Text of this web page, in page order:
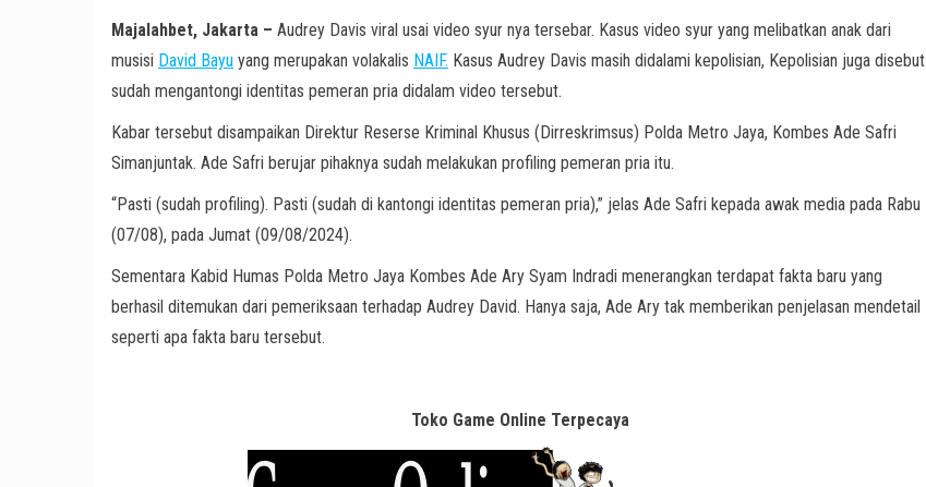
Majalahbet, Jakarta – Audrey Davis viral usai video syur nya tersebar. Kasus video syur yang melibatkan anak dari
musisi David Bayu yang merupakan volakalis NAIF. Kasus Audrey Davis masih didalami kepolisian, Kepolisian juga disebut
sudah mengantongi identitas pemeran pria didalam video tersebut.
Kabar tersebut disampaikan Direktur Reserse Kriminal Khusus (Dirreskrimsus) Polda Metro Jaya, Kombes Ade Safri
Simanjuntak. Ade Safri berujar pihaknya sudah melakukan profiling pemeran pria itu.
“Pasti (sudah profiling). Pasti (sudah di kantongi identitas pemeran pria),” jelas Ade Safri kepada awak media pada Rabu
(07/08), pada Jumat (09/08/2024).
Sementara Kabid Humas Polda Metro Jaya Kombes Ade Ary Syam Indradi menerangkan terdapat fakta baru yang
berhasil ditemukan dari pemeriksaan terhadap Audrey David. Hanya saja, Ade Ary tak memberikan penjelasan mendetail
seperti apa fakta baru tersebut.
Toko Game Online Terpecaya